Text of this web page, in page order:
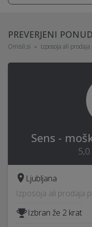
PREVERJENI
Omisli.si Izposoja ali
Sens -
5,0
Ljubljana
Izposoja ali prodaja
Izbran že 2 krat